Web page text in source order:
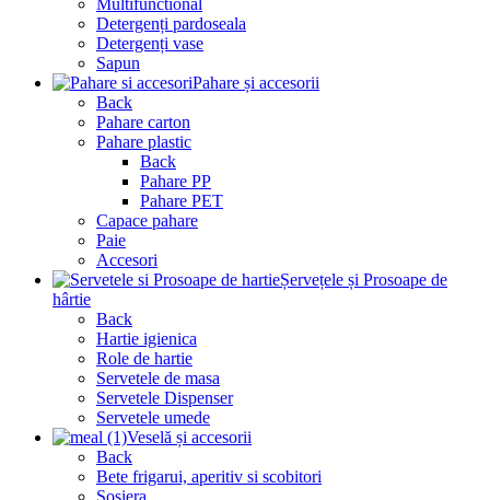
Multifunctional
Detergenți pardoseala
Detergenți vase
Sapun
Pahare și accesorii
Back
Pahare carton
Pahare plastic
Back
Pahare PP
Pahare PET
Capace pahare
Paie
Accesori
Șervețele și Prosoape de
hârtie
Back
Hartie igienica
Role de hartie
Servetele de masa
Servetele Dispenser
Servetele umede
Veselă și accesorii
Back
Bete frigarui, aperitiv si scobitori